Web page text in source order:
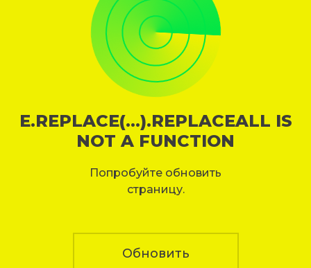
E.REPLACE(...).REPLACEALL IS
NOT A FUNCTION
Попробуйте обновить
страницу.
Обновить